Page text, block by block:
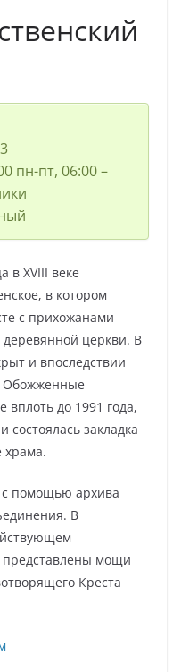
пн-пт, 06:00 –
в ХVIII веке
в котором
с прихожанами
церкви. В
и впоследствии
Обожженные
вплоть до 1991 года,
состоялась закладка
храма.
с помощью архива
В
представлены мощи
Креста